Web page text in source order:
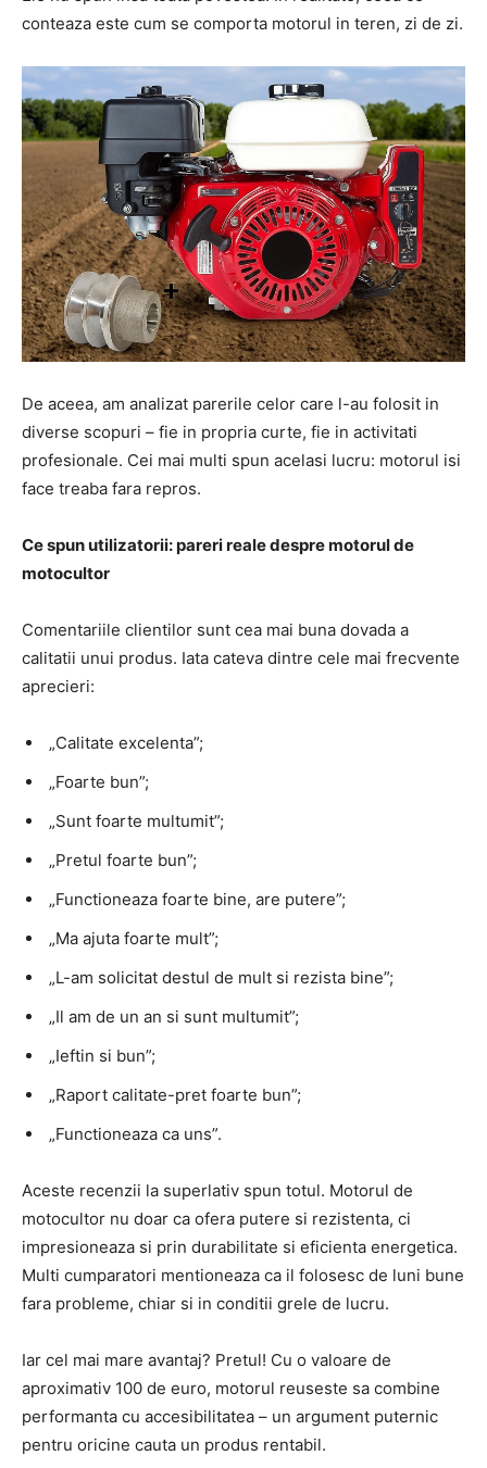
conteaza este cum se comporta motorul in teren, zi de zi.
De aceea, am analizat parerile celor care l-au folosit in
diverse scopuri – fie in propria curte, fie in activitati
profesionale. Cei mai multi spun acelasi lucru: motorul isi
face treaba fara repros.
Ce spun utilizatorii: pareri reale despre motorul de
motocultor
Comentariile clientilor sunt cea mai buna dovada a
calitatii unui produs. Iata cateva dintre cele mai frecvente
aprecieri:
„Calitate excelenta”;
„Foarte bun”;
„Sunt foarte multumit”;
„Pretul foarte bun”;
„Functioneaza foarte bine, are putere”;
„Ma ajuta foarte mult”;
„L-am solicitat destul de mult si rezista bine”;
„Il am de un an si sunt multumit”;
„Ieftin si bun”;
„Raport calitate-pret foarte bun”;
„Functioneaza ca uns”.
Aceste recenzii la superlativ spun totul. Motorul de
motocultor nu doar ca ofera putere si rezistenta, ci
impresioneaza si prin durabilitate si eficienta energetica.
Multi cumparatori mentioneaza ca il folosesc de luni bune
fara probleme, chiar si in conditii grele de lucru.
Iar cel mai mare avantaj? Pretul! Cu o valoare de
aproximativ 100 de euro, motorul reuseste sa combine
performanta cu accesibilitatea – un argument puternic
pentru oricine cauta un produs rentabil.